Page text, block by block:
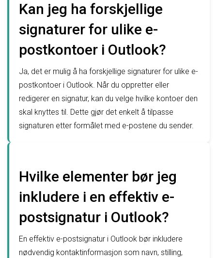
Kan jeg ha forskjellige
signaturer for ulike e-
postkontoer i Outlook?
Ja, det er mulig å ha forskjellige signaturer for ulike e-
postkontoer i Outlook. Når du oppretter eller
redigerer en signatur, kan du velge hvilke kontoer den
skal knyttes til. Dette gjør det enkelt å tilpasse
signaturen etter formålet med e-postene du sender.
Hvilke elementer bør jeg
inkludere i en effektiv e-
postsignatur i Outlook?
En effektiv e-postsignatur i Outlook bør inkludere
nødvendig kontaktinformasjon som navn, stilling,